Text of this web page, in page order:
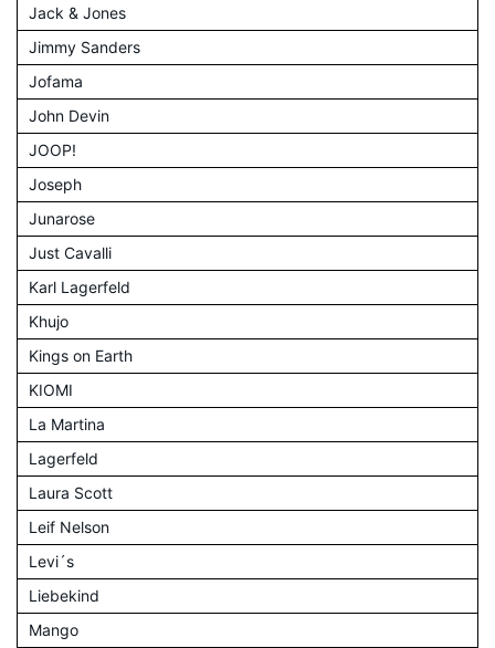
Jack & Jones
Jimmy Sanders
Jofama
John Devin
JOOP!
Joseph
Junarose
Just Cavalli
Karl Lagerfeld
Khujo
Kings on Earth
KIOMI
La Martina
Lagerfeld
Laura Scott
Leif Nelson
Levi´s
Liebekind
Mango